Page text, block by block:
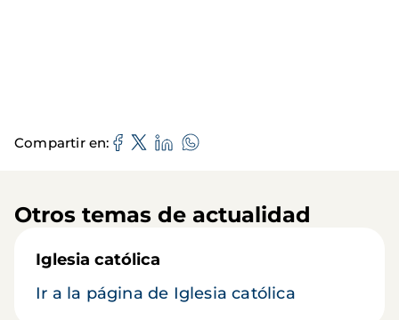
Compartir en
Otros temas de actualidad
Iglesia católica
Ir a la página de Iglesia católica